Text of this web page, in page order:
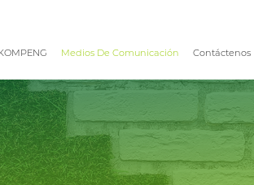
Medios De Comunicación Contáctenos